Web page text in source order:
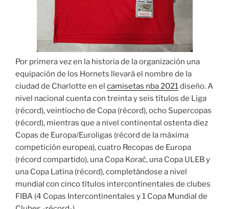
Por primera vez en la historia de la organización una
equipación de los Hornets llevará el nombre de la
ciudad de Charlotte en el camisetas nba 2021diseño. A
nivel nacional cuenta con treinta y seis títulos de Liga
(récord), veintiocho de Copa (récord), ocho Supercopas
(récord), mientras que a nivel continental ostenta diez
Copas de Europa/Euroligas (récord de la máxima
competición europea), cuatro Recopas de Europa
(récord compartido), una Copa Korać, una Copa ULEB y
una Copa Latina (récord), completándose a nivel
mundial con cinco títulos intercontinentales de clubes
FIBA (4 Copas Intercontinentales y 1 Copa Mundial de